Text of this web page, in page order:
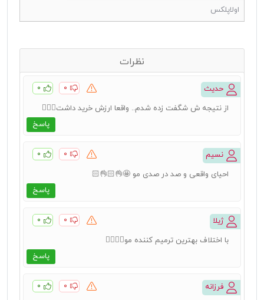
اولاپلکس
نظرات
حدیث ۰ ۰
پاسخ
از نتیجه ش شگفت زده شدم.. واقعا ارزش خرید داشت👌🏻✨️
نسیم ۰ ۰
پاسخ
احیای واقعی و صد در صدی مو 🤩👌🏻👌🏻
ژیلا ۰ ۰
پاسخ
با اختلاف بهترین ترمیم کننده مو👍🏻👍🏻
فرزانه ۰ ۰